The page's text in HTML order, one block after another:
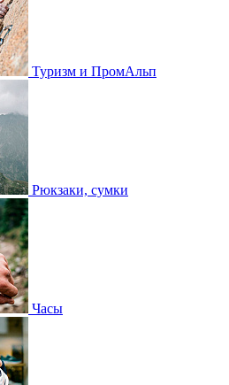
Туризм и ПромАльп
Рюкзаки, сумки
Часы